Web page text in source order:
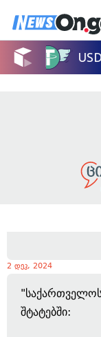
2 დეკ, 2024
შტატებში: